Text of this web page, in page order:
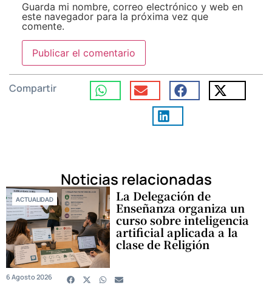
Guarda mi nombre, correo electrónico y web en
este navegador para la próxima vez que
comente.
Compartir
Noticias relacionadas
ACTUALIDAD La Delegación de
Enseñanza organiza un
curso sobre inteligencia
artificial aplicada a la
clase de Religión
6 Agosto 2026